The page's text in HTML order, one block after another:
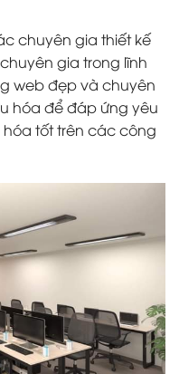
chuyên gia thiết kế
gia trong lĩnh
web đẹp và chuyên
hóa để đáp ứng yêu
tốt trên các công